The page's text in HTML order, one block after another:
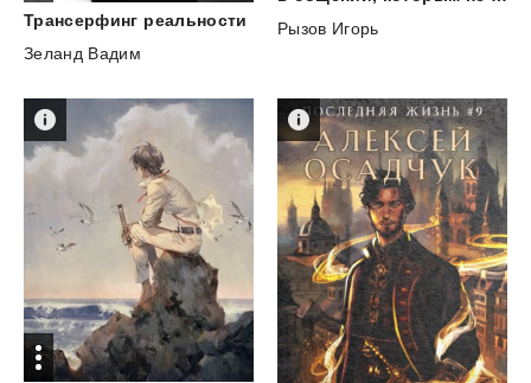
Трансерфинг реальности
Зеланд Вадим
Рызов Игорь